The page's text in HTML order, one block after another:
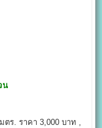
น
ตร. ราคา 3,000 บาท ,